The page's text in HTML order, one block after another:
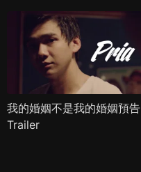
我的婚姻不是我的婚姻預告
Trailer